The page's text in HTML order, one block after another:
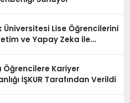
Üniversitesi Lise Öğrencilerini
ve Yapay Zeka ile
Öğrencilere Kariyer
İŞKUR Tarafından Verildi